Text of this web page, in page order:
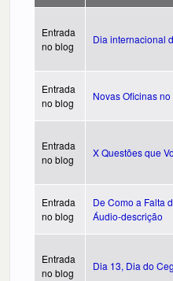
Entrada
no blog
Dia internacional
Entrada
no blog
Novas Oficinas
Entrada
no blog
X Questões que
Entrada
no blog
De Como a Falta
Áudio-descrição
Entrada
no blog
Dia 13, Dia do